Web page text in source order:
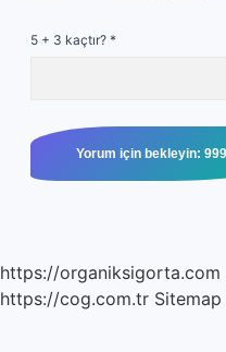
5 + 3 kaçtır? *
https://organiksigorta.com
https://cog.com.tr Sitemap